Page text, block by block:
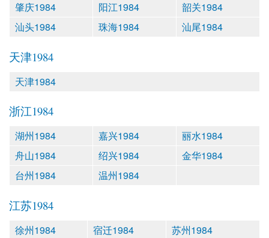
肇庆1984 阳江1984
韶关1984
汕头1984
珠海1984 汕尾1984
天津1984
天津1984
浙江1984
湖州1984 嘉兴1984
丽水1984
舟山1984
绍兴1984
金华1984
台州1984
温州1984
江苏1984
徐州1984 宿迁1984
苏州1984